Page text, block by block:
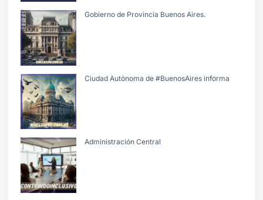
Gobierno de Provincia Buenos Aires.
Ciudad Autónoma de #BuenosAires informa
Administración Central